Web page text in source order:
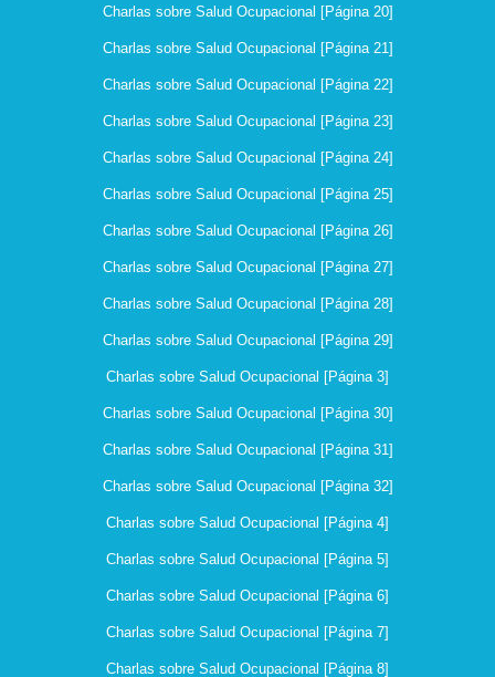
Charlas sobre Salud Ocupacional [Página 20]
Charlas sobre Salud Ocupacional [Página 21]
Charlas sobre Salud Ocupacional [Página 22]
Charlas sobre Salud Ocupacional [Página 23]
Charlas sobre Salud Ocupacional [Página 24]
Charlas sobre Salud Ocupacional [Página 25]
Charlas sobre Salud Ocupacional [Página 26]
Charlas sobre Salud Ocupacional [Página 27]
Charlas sobre Salud Ocupacional [Página 28]
Charlas sobre Salud Ocupacional [Página 29]
Charlas sobre Salud Ocupacional [Página 3]
Charlas sobre Salud Ocupacional [Página 30]
Charlas sobre Salud Ocupacional [Página 31]
Charlas sobre Salud Ocupacional [Página 32]
Charlas sobre Salud Ocupacional [Página 4]
Charlas sobre Salud Ocupacional [Página 5]
Charlas sobre Salud Ocupacional [Página 6]
Charlas sobre Salud Ocupacional [Página 7]
Charlas sobre Salud Ocupacional [Página 8]